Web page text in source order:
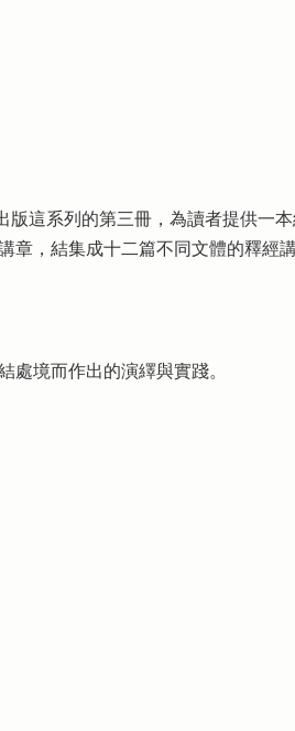
這系列的第三冊，為讀者提供一
章，結集成十二篇不同文體的釋經
處境而作出的演繹與實踐。